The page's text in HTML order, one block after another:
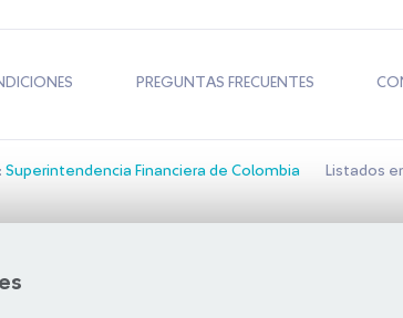
PREGUNTAS FRECUENTES
Superintendencia Financiera de Colombia Listados